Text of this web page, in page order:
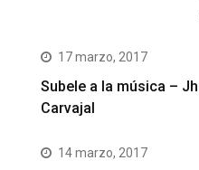
17 marzo, 2017
Subele a la música –
Carvajal
14 marzo, 2017